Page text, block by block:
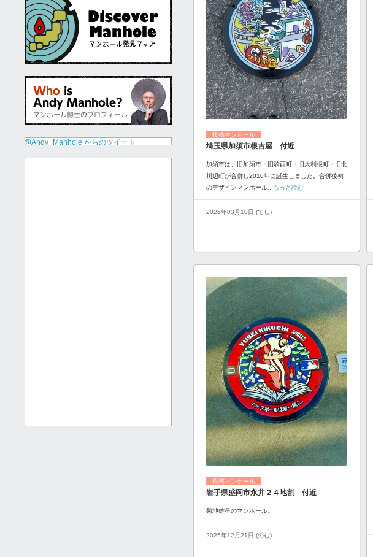
@Andy_Manhole からのツイート
投稿マンホール
埼玉県加須市根古屋 付近
加須市は、旧加須市・旧騎西町・旧大利根町・旧北
川辺町が合併し2010年に誕生しました。合併後初
のデザインマンホール ...もっと読む
2026年03月10日 (てし)
投稿マンホール
岩手県盛岡市永井２４地割 付近
菊地雄星のマンホール。
2025年12月21日 (のむ)